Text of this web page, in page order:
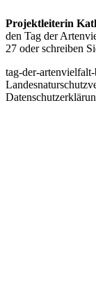
Projektleiterin
den Tag der
27 oder schreiben
tag-der-